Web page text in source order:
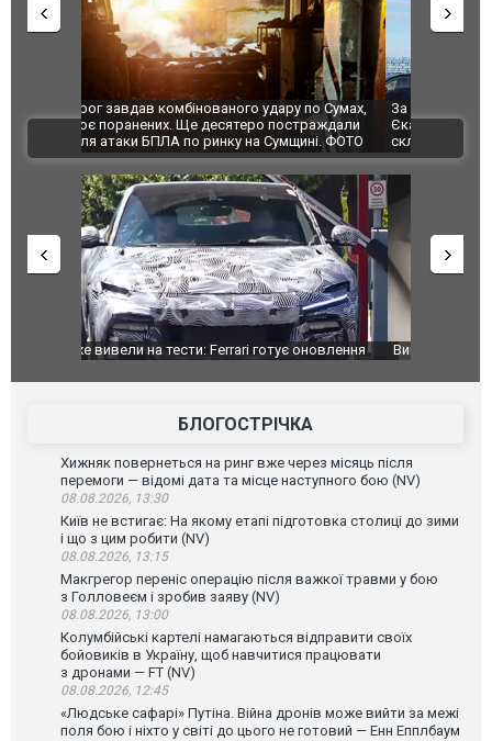
За 2000 кілометрів від кордону з Україною: в
Єкатеринбурзі після атаки дронів загорівся
склад Wildberries. ФОТО. ВІДЕО
"Мої
ВІДЕО
Вийшов трейлер нової екранізації легендарного
фільму "Афера Томаса Крауна"
БЛОГОСТРІЧКА
Хижняк повернеться на ринг вже через місяць після
перемоги — відомі дата та місце наступного бою (NV)
08.08.2026, 13:30
Київ не встигає: На якому етапі підготовка столиці до зими
і що з цим робити (NV)
08.08.2026, 13:15
Макгрегор переніс операцію після важкої травми у бою
з Голловеєм і зробив заяву (NV)
08.08.2026, 13:00
Колумбійські картелі намагаються відправити своїх
бойовиків в Україну, щоб навчитися працювати
з дронами — FT (NV)
08.08.2026, 12:45
«Людське сафарі» Путіна. Війна дронів може вийти за межі
поля бою і ніхто у світі до цього не готовий — Енн Епплбаум